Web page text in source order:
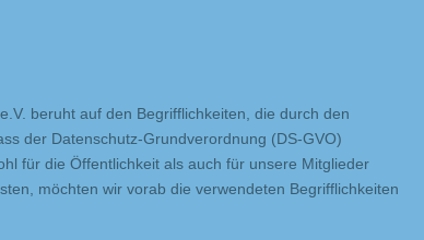
beruht auf den Begrifflichkeiten, die durch den
der Datenschutz-Grundverordnung (DS-GVO)
für die Öffentlichkeit als auch für unsere Mitglieder
möchten wir vorab die verwendeten Begrifflichkeiten